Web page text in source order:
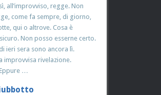
all’improvviso, regge. Non
come fa sempre, di giorno,
qui o altrove. Cosa è
Non posso esserne certo.
ieri sera sono ancora lì.
improvvisa rivelazione.
…